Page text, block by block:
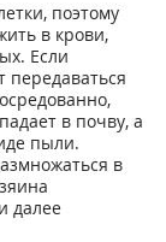
поэтому
в крови,
Если
передаваться
в почву, а
пыли.
в
далее